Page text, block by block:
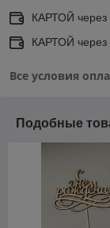
КАРТОЙ через
КАРТОЙ
Все условия
Подобные